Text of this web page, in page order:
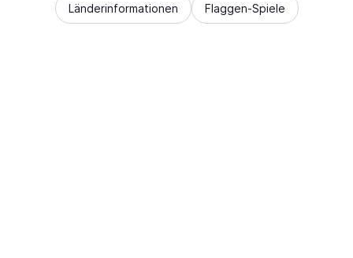
Länderinformationen Flaggen-Spiele